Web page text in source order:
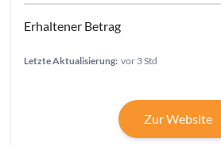
Letzte Aktualisierung: vor 3 Std
Zur Website